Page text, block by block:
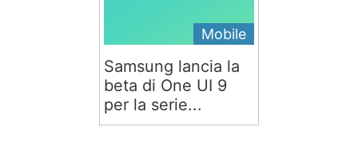
Mobile
Samsung lancia la
beta di One UI 9
per la serie...